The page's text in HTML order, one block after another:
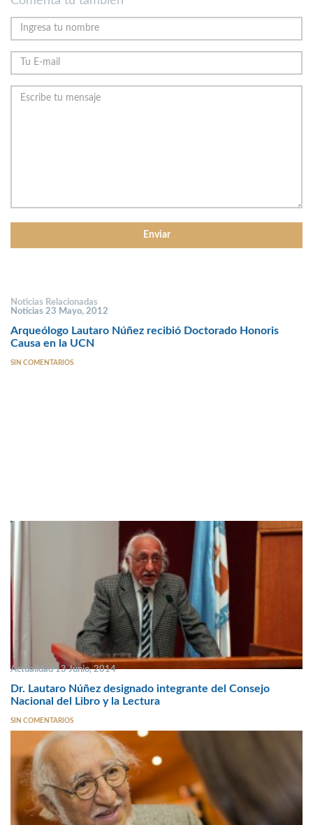
Noticias Relacionadas
Noticias 23 Mayo, 2012
Arqueólogo Lautaro Núñez recibió Doctorado Honoris
Causa en la UCN
SIN COMENTARIOS
Actualidad 13 Junio, 2014
Dr. Lautaro Núñez designado integrante del Consejo
Nacional del Libro y la Lectura
SIN COMENTARIOS